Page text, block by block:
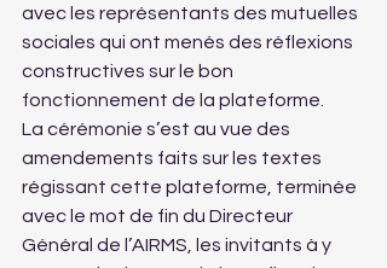
avec les représentants des mutuelles
sociales qui ont menés des réflexions
constructives sur le bon
fonctionnement de la plateforme.
La cérémonie s’est au vue des
amendements faits sur les textes
régissant cette plateforme, terminée
avec le mot de fin du Directeur
Général de l’AIRMS, les invitants à y